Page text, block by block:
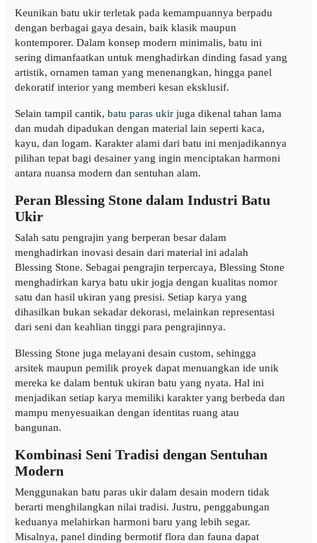
Keunikan batu ukir terletak pada kemampuannya berpadu
dengan berbagai gaya desain, baik klasik maupun
kontemporer. Dalam konsep modern minimalis, batu ini
sering dimanfaatkan untuk menghadirkan dinding fasad yang
artistik, ornamen taman yang menenangkan, hingga panel
dekoratif interior yang memberi kesan eksklusif.
Selain tampil cantik, batu paras ukirjuga dikenal tahan lama
dan mudah dipadukan dengan material lain seperti kaca,
kayu, dan logam. Karakter alami dari batu ini menjadikannya
pilihan tepat bagi desainer yang ingin menciptakan harmoni
antara nuansa modern dan sentuhan alam.
Peran Blessing Stone dalam Industri Batu
Ukir
Salah satu pengrajin yang berperan besar dalam
menghadirkan inovasi desain dari material ini adalah
Blessing Stone. Sebagai pengrajin terpercaya, Blessing Stone
menghadirkan karya batu ukir jogja dengan kualitas nomor
satu dan hasil ukiran yang presisi. Setiap karya yang
dihasilkan bukan sekadar dekorasi, melainkan representasi
dari seni dan keahlian tinggi para pengrajinnya.
Blessing Stone juga melayani desain custom, sehingga
arsitek maupun pemilik proyek dapat menuangkan ide unik
mereka ke dalam bentuk ukiran batu yang nyata. Hal ini
menjadikan setiap karya memiliki karakter yang berbeda dan
mampu menyesuaikan dengan identitas ruang atau
bangunan.
Kombinasi Seni Tradisi dengan Sentuhan
Modern
Menggunakan batu paras ukir dalam desain modern tidak
berarti menghilangkan nilai tradisi. Justru, penggabungan
keduanya melahirkan harmoni baru yang lebih segar.
Misalnya, panel dinding bermotif flora dan fauna dapat